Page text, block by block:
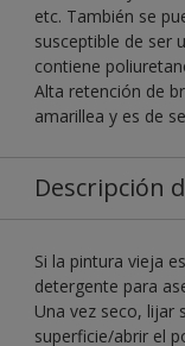
etc. También se
susceptible de ser
contiene
Alta retención de
amarillea y es de
Descripción
Si la pintura vieja
detergente para
Una vez seco, lijar
superficie/abrir el